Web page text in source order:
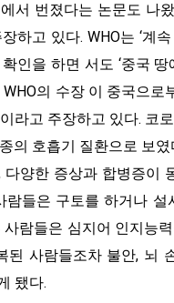
서 번졌다는 논문도 나
하고 있다. WHO는 ‘계
인을 하면 서도 ‘중국
의 수장 이 중국으
라고 주장하고 있다. 코
의 호흡기 질환으로 보였
양한 증상과 합병증이
람들은 구토를 하거나
람들은 심지어 인지능
된 사람들조차 불안, 뇌
됐다.